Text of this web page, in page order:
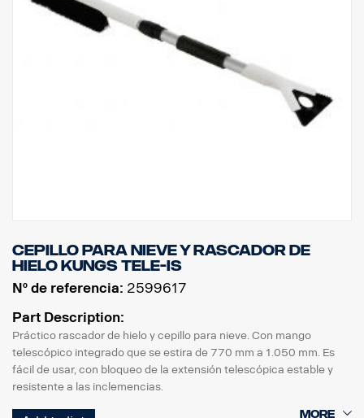
Cepillo para nieve y rascador de
hielo Kungs Tele-Is
Nº de referencia: 2599617
Part Description:
Práctico rascador de hielo y cepillo para nieve. Con mango
telescópico integrado que se estira de 770 mm a 1.050 mm. Es
fácil de usar, con bloqueo de la extensión telescópica estable y
resistente a las inclemencias.